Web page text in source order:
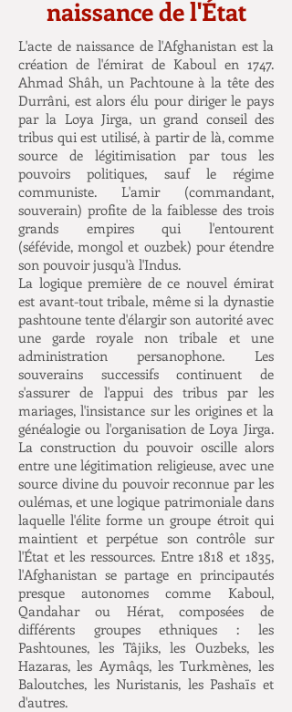
naissance de l'État
L'acte de naissance de l'Afghanistan est la
création de l'émirat de Kaboul en 1747.
Ahmad Shâh, un Pachtoune à la tête des
Durrâni, est alors élu pour diriger le pays
par la Loya Jirga, un grand conseil des
tribus qui est utilisé, à partir de là, comme
source de légitimisation par tous les
pouvoirs politiques, sauf le régime
communiste. L'amir (commandant,
souverain) profite de la faiblesse des trois
grands empires qui l'entourent
(séfévide, mongol et ouzbek) pour étendre
son pouvoir jusqu'à l'Indus.
La logique première de ce nouvel émirat
est avant-tout tribale, même si la dynastie
pashtoune tente d'élargir son autorité avec
une garde royale non tribale et une
administration persanophone. Les
souverains successifs continuent de
s'assurer de l'appui des tribus par les
mariages, l'insistance sur les origines et la
généalogie ou l'organisation de Loya Jirga.
La construction du pouvoir oscille alors
entre une légitimation religieuse, avec une
source divine du pouvoir reconnue par les
oulémas, et une logique patrimoniale dans
laquelle l'élite forme un groupe étroit qui
maintient et perpétue son contrôle sur
l'État et les ressources. Entre 1818 et 1835,
l'Afghanistan se partage en principautés
presque autonomes comme Kaboul,
Qandahar ou Hérat, composées de
différents groupes ethniques : les
Pashtounes, les Tâjiks, les Ouzbeks, les
Hazaras, les Aymâqs, les Turkmènes, les
Baloutches, les Nuristanis, les Pashaïs et
d'autres.